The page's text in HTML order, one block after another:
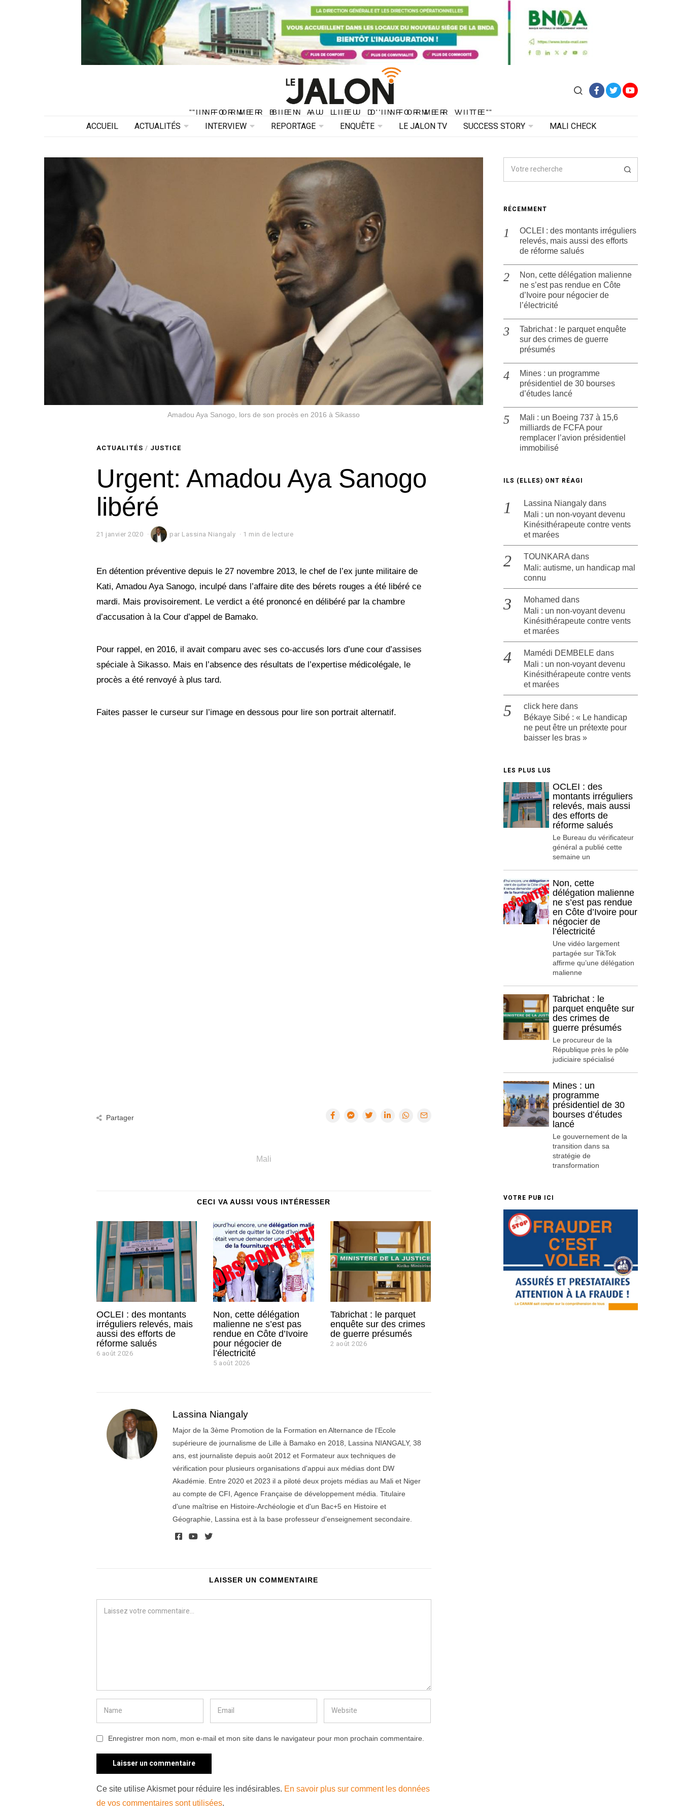
"INFORMER BIEN AU LIEU D'INFORMER VITE"
"INFORMER BIEN AU LIEU D'INFORMER VITE"
ACCUEIL ACTUALITÉS INTERVIEW REPORTAGE ENQUÊTE LE JALON TV SUCCESS STORY MALI CHECK
Amadou Aya Sanogo, lors de son procès en 2016 à Sikasso
ACTUALITÉS / JUSTICE
Urgent: Amadou Aya Sanogo
libéré
21 janvier 2020
n
i
e
r
2
par Lassina Niangaly 1 min de lecture
En détention préventive depuis le 27 novembre 2013, le chef de l’ex junte militaire de
Kati, Amadou Aya Sanogo, inculpé dans l’affaire dite des bérets rouges a été libéré ce
mardi. Mais provisoirement. Le verdict a été prononcé en délibéré par la chambre
d’accusation à la Cour d’appel de Bamako.
Pour rappel, en 2016, il avait comparu avec ses co-accusés lors d’une cour d’assises
spéciale à Sikasso. Mais en l’absence des résultats de l’expertise médicolégale, le
procès a été renvoyé à plus tard.
Faites passer le curseur sur l’image en dessous pour lire son portrait alternatif.
Partager
Mali
CECI VA AUSSI VOUS INTÉRESSER
OCLEI : des montants
irréguliers relevés, mais
aussi des efforts de
réforme salués
6 août 2026
Non, cette délégation
malienne ne s’est pas
rendue en Côte d’Ivoire
pour négocier de
l’électricité
5 août 2026
Tabrichat : le parquet
enquête sur des crimes
de guerre présumés
2 août 2026
Lassina Niangaly
Major de la 3ème Promotion de la Formation en Alternance de l'Ecole
supérieure de journalisme de Lille à Bamako en 2018, Lassina NIANGALY, 38
ans, est journaliste depuis août 2012 et Formateur aux techniques de
vérification pour plusieurs organisations d'appui aux médias dont DW
Akadémie. Entre 2020 et 2023 il a piloté deux projets médias au Mali et Niger
au compte de CFI, Agence Française de développement média. Titulaire
d'une maîtrise en Histoire-Archéologie et d'un Bac+5 en Histoire et
Géographie, Lassina est à la base professeur d'enseignement secondaire.
LAISSER UN COMMENTAIRE
Enregistrer mon nom, mon e-mail et mon site dans le navigateur pour mon prochain commentaire.
Ce site utilise Akismet pour réduire les indésirables. En savoir plus sur comment les données
de vos commentaires sont utilisées.
RÉCEMMENT
OCLEI : des montants irréguliers
relevés, mais aussi des efforts
de réforme salués
Non, cette délégation malienne
ne s’est pas rendue en Côte
d’Ivoire pour négocier de
l’électricité
Tabrichat : le parquet enquête
sur des crimes de guerre
présumés
Mines : un programme
présidentiel de 30 bourses
d’études lancé
Mali : un Boeing 737 à 15,6
milliards de FCFA pour
remplacer l’avion présidentiel
immobilisé
ILS (ELLES) ONT RÉAGI
Lassina Niangaly dans
Mali : un non-voyant devenu
Kinésithérapeute contre vents
et marées
TOUNKARA dans
Mali: autisme, un handicap mal
connu
Mohamed dans
Mali : un non-voyant devenu
Kinésithérapeute contre vents
et marées
Mamédi DEMBELE dans
Mali : un non-voyant devenu
Kinésithérapeute contre vents
et marées
click here dans
Békaye Sibé : « Le handicap
ne peut être un prétexte pour
baisser les bras »
LES PLUS LUS
OCLEI : des
montants irréguliers
relevés, mais aussi
des efforts de
réforme salués
Le Bureau du vérificateur
général a publié cette
semaine un
Non, cette
délégation malienne
ne s’est pas rendue
en Côte d’Ivoire pour
négocier de
l’électricité
Une vidéo largement
partagée sur TikTok
affirme qu’une délégation
malienne
Tabrichat : le
parquet enquête sur
des crimes de
guerre présumés
Le procureur de la
République près le pôle
judiciaire spécialisé
Mines : un
programme
présidentiel de 30
bourses d’études
lancé
Le gouvernement de la
transition dans sa
stratégie de
transformation
VOTRE PUB ICI